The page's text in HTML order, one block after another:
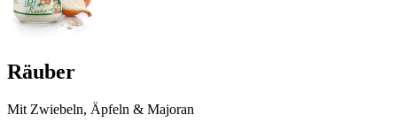
Räuber
Mit Zwiebeln, Äpfeln & Majoran